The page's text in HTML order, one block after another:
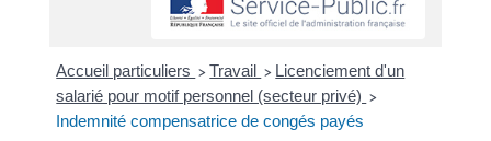
Accueil particuliers > Travail > Licenciement d'un
salarié pour motif personnel (secteur privé) >
Indemnité compensatrice de congés payés